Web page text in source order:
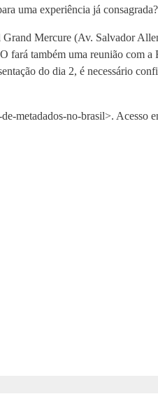
uma experiência já
Mercure (Av. Salvador
também uma reunião com a
do dia 2, é necessário
metadados-no-brasil>. Acesso